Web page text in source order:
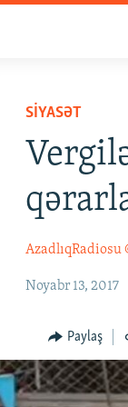
SIYASƏT
AzadlıqRadiosu
Noyabr 13, 2017
Paylaş